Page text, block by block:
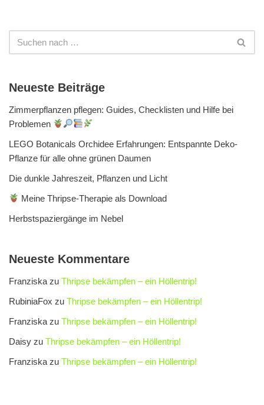
Neueste Beiträge
Zimmerpflanzen pflegen: Guides, Checklisten und Hilfe bei
Problemen
LEGO Botanicals Orchidee Erfahrungen: Entspannte Deko-
Pflanze für alle ohne grünen Daumen
Die dunkle Jahreszeit, Pflanzen und Licht
Meine Thripse-Therapie als Download
Herbstspaziergänge im Nebel
Neueste Kommentare
Franziska zu Thripse bekämpfen – ein Höllentrip!
RubiniaFox zu Thripse bekämpfen – ein Höllentrip!
Franziska zu Thripse bekämpfen – ein Höllentrip!
Daisy zu Thripse bekämpfen – ein Höllentrip!
Franziska zu Thripse bekämpfen – ein Höllentrip!